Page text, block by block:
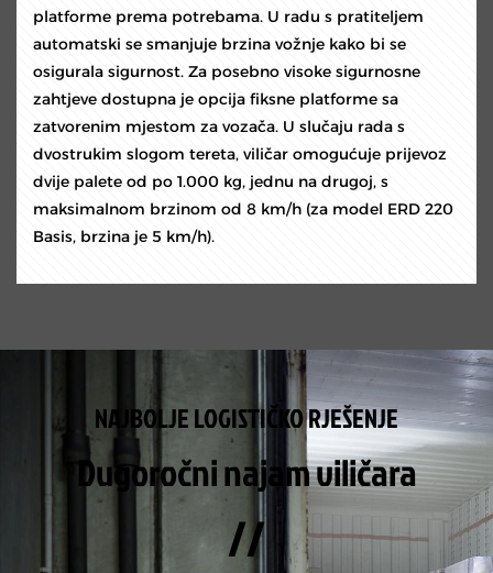
platforme prema potrebama. U radu s pratiteljem
automatski se smanjuje brzina vožnje kako bi se
osigurala sigurnost. Za posebno visoke sigurnosne
zahtjeve dostupna je opcija fiksne platforme sa
zatvorenim mjestom za vozača. U slučaju rada s
dvostrukim slogom tereta, viličar omogućuje prijevoz
dvije palete od po 1.000 kg, jednu na drugoj, s
maksimalnom brzinom od 8 km/h (za model ERD 220
Basis, brzina je 5 km/h).
NAJBOLJE LOGISTIČKO RJEŠENJE
Dugoročni najam viličara
//